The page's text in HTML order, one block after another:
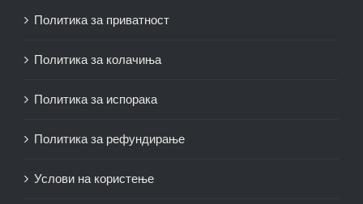
Политика за приватност
Политика за колачиња
Политика за испорака
Политика за рефундирање
Услови на користење